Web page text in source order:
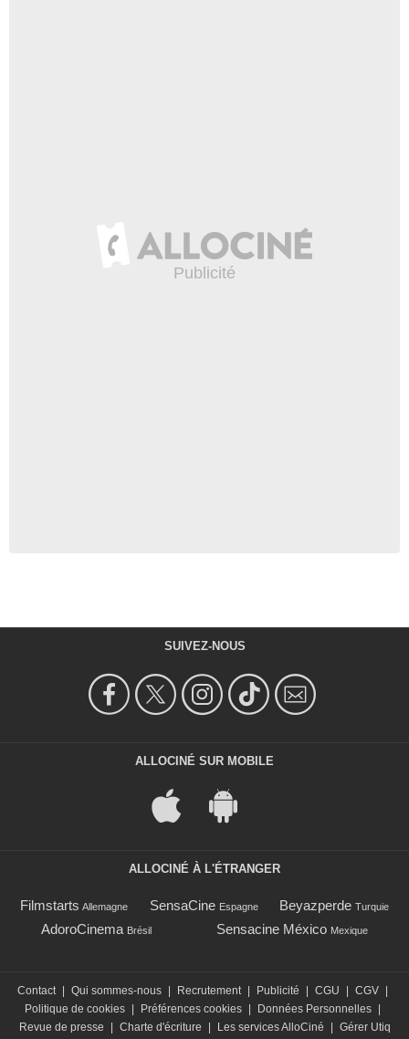
SUIVEZ-NOUS
ALLOCINÉ SUR MOBILE
ALLOCINÉ À L'ÉTRANGER
Filmstarts Allemagne SensaCine Espagne Beyazperde Turquie
AdoroCinema Brésil Sensacine México Mexique
Contact Qui sommes-nous Recrutement Publicité CGU CGV
Politique de cookies
Préférences cookies Données Personnelles
Revue de presse
Charte d'écriture Les services AlloCiné Gérer Utiq